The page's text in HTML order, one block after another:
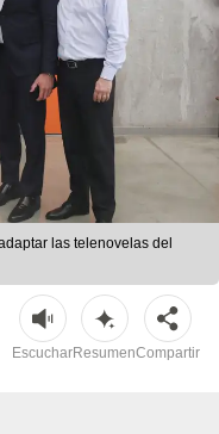
las telenovelas del
EscucharResumenCompartir